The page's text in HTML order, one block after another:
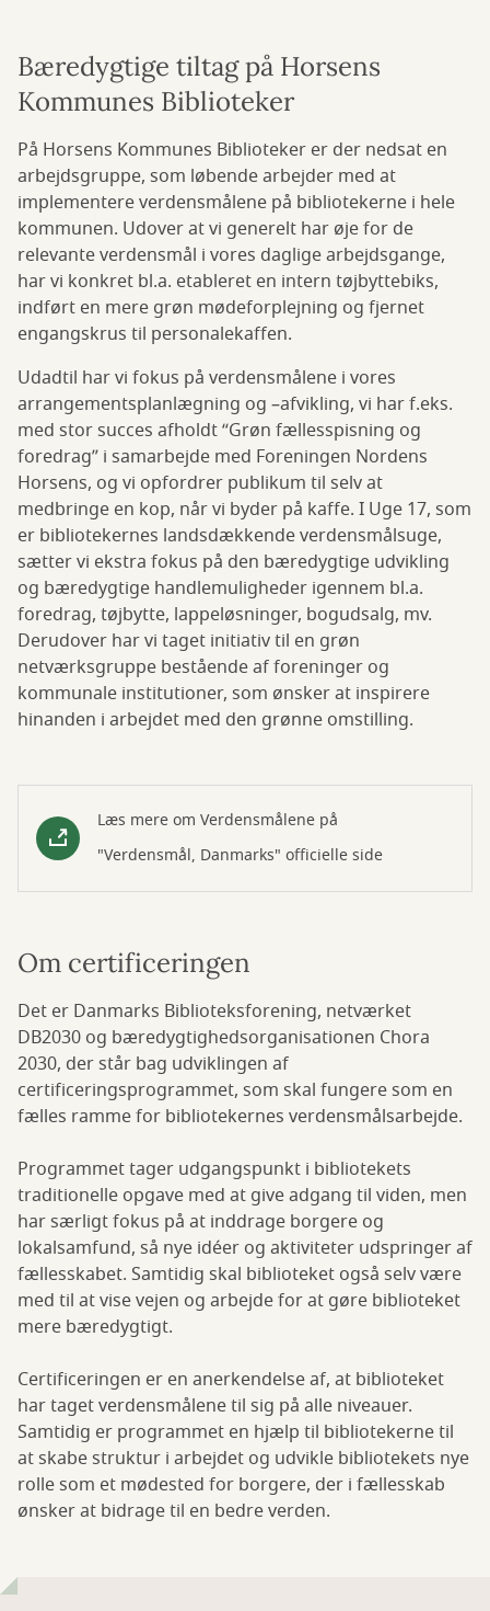
Bæredygtige tiltag på Horsens
Kommunes Biblioteker
På Horsens Kommunes Biblioteker er der nedsat en
arbejdsgruppe, som løbende arbejder med at
implementere verdensmålene på bibliotekerne i hele
kommunen. Udover at vi generelt har øje for de
relevante verdensmål i vores daglige arbejdsgange,
har vi konkret bl.a. etableret en intern tøjbyttebiks,
indført en mere grøn mødeforplejning og fjernet
engangskrus til personalekaffen.
Udadtil har vi fokus på verdensmålene i vores
arrangementsplanlægning og –afvikling, vi har f.eks.
med stor succes afholdt “Grøn fællesspisning og
foredrag” i samarbejde med Foreningen Nordens
Horsens, og vi opfordrer publikum til selv at
medbringe en kop, når vi byder på kaffe. I Uge 17, som
er bibliotekernes landsdækkende verdensmålsuge,
sætter vi ekstra fokus på den bæredygtige udvikling
og bæredygtige handlemuligheder igennem bl.a.
foredrag, tøjbytte, lappeløsninger, bogudsalg, mv.
Derudover har vi taget initiativ til en grøn
netværksgruppe bestående af foreninger og
kommunale institutioner, som ønsker at inspirere
hinanden i arbejdet med den grønne omstilling.
Læs mere om Verdensmålene på
"Verdensmål, Danmarks" officielle side
Om certificeringen
Det er Danmarks Biblioteksforening, netværket
DB2030 og bæredygtighedsorganisationen Chora
2030, der står bag udviklingen af
certificeringsprogrammet, som skal fungere som en
fælles ramme for bibliotekernes verdensmålsarbejde.
Programmet tager udgangspunkt i bibliotekets
traditionelle opgave med at give adgang til viden, men
har særligt fokus på at inddrage borgere og
lokalsamfund, så nye idéer og aktiviteter udspringer af
fællesskabet. Samtidig skal biblioteket også selv være
med til at vise vejen og arbejde for at gøre biblioteket
mere bæredygtigt.
Certificeringen er en anerkendelse af, at biblioteket
har taget verdensmålene til sig på alle niveauer.
Samtidig er programmet en hjælp til bibliotekerne til
at skabe struktur i arbejdet og udvikle bibliotekets nye
rolle som et mødested for borgere, der i fællesskab
ønsker at bidrage til en bedre verden.